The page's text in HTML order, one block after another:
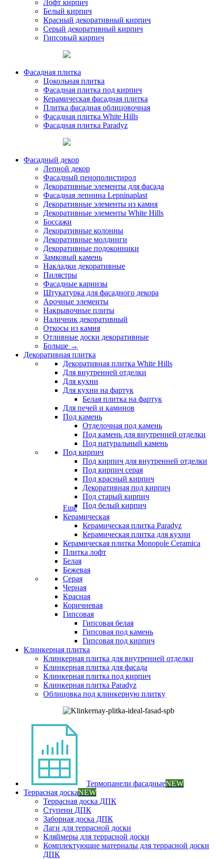
Лофт кирпич
Белый кирпич
Красный декоративный кирпич
Серый декоративный кирпич
Гипсовый кирпич
Фасадная плитка
Цокольная плитка
Фасадная плитка под кирпич
Керамическая фасадная плитка
Плитка фасадная облицовочная
Фасадная плитка White Hills
Фасадная плитка Paradyz
Фасадный декор
Лепной декор
Фасадный пенополистирол
Декоративные элементы для фасада
Фасадная лепнина Lepninaplast
Декоративные элементы из камня
Декоративные элементы White Hills
Боссажи
Декоративные колонны
Декоративные молдинги
Декоративные подоконники
Замковый камень
Накладки декоративные
Пилястры
Фасадные карнизы
Штукатурка для фасадного декора
Арочные элементы
Накрывочные плиты
Наличник декоративный
Откосы из камня
Отливные доски декоративные
Больше →
Декоративная плитка
Декоративная плитка White Hills
Для внутренней отделки
Для кухни
Для кухни на фартук
Белая плитка на фартук
Для печей и каминов
Под камень
Отделочная под камень
Под камень для внутренней отделки
Под натуральный камень
Под кирпич
Под кирпич для внутренней отделки
Под кирпич серая
Под красный кирпич
Декоративная под кирпич
Под старый кирпич
Под белый кирпич
Еще
Керамическая
Керамическая плитка Paradyz
Керамическая плитка для кухни
Керамическая плитка Monopole Ceramica
Плитка лофт
Белая
Бежевая
Серая
Черная
Красная
Коричневая
Гипсовая
Гипсовая белая
Гипсовая под камень
Гипсовая под кирпич
Клинкерная плитка
Клинкерная плитка для внутренней отделки
Клинкерная плитка для фасада
Клинкерная плитка под кирпич
Клинкерная плитка Paradyz
Облицовка под клинкерную плитку
Термопанели фасадныеNEW
Террасная доскаNEW
Террасная доска ДПК
Ступени ДПК
Заборная доска ДПК
Лаги для террасной доски
Кляймеры для террасной доски
Комплектующие материалы для террасной доски
ДПК